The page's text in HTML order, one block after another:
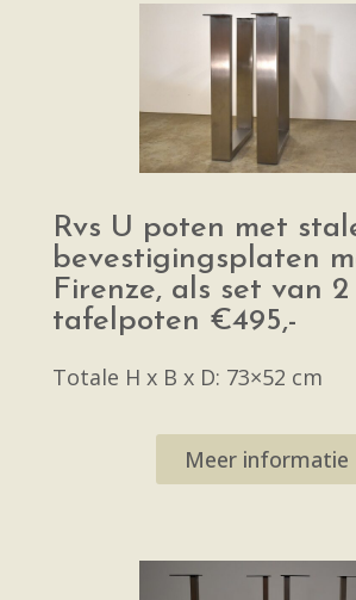
Rvs U poten met
bevestigingsplaten
Firenze, als set van 2
tafelpoten €495,-
Totale H x B x D: 73×52 cm
Meer informatie